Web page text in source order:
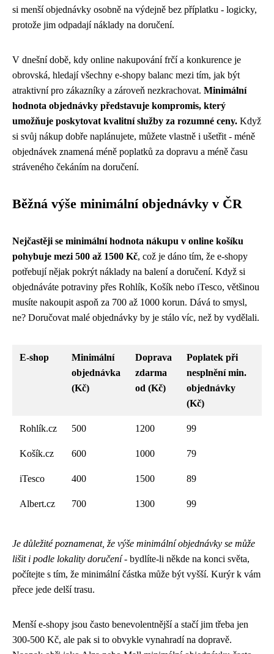
si menší objednávky osobně na výdejně bez příplatku - logicky,
protože jim odpadají náklady na doručení.
V dnešní době, kdy online nakupování frčí a konkurence je
obrovská, hledají všechny e-shopy balanc mezi tím, jak být
atraktivní pro zákazníky a zároveň nezkrachovat. Minimální
hodnota objednávky představuje kompromis, který
umožňuje poskytovat kvalitní služby za rozumné ceny. Když
si svůj nákup dobře naplánujete, můžete vlastně i ušetřit - méně
objednávek znamená méně poplatků za dopravu a méně času
stráveného čekáním na doručení.
Běžná výše minimální objednávky v ČR
Nejčastěji se minimální hodnota nákupu v online košíku
pohybuje mezi 500 až 1500 Kč, což je dáno tím, že e-shopy
potřebují nějak pokrýt náklady na balení a doručení. Když si
objednáváte potraviny přes Rohlík, Košík nebo iTesco, většinou
musíte nakoupit aspoň za 700 až 1000 korun. Dává to smysl,
ne? Doručovat malé objednávky by je stálo víc, než by vydělali.
E-shop
Minimální
objednávka
(Kč)
Doprava
zdarma
od (Kč)
Poplatek při
nesplnění min.
objednávky
(Kč)
Rohlík.cz 500 1200 99
Košík.cz 600 1000 79
iTesco 400 1500 89
Albert.cz 700 1300 99
Je důležité poznamenat, že výše minimální objednávky se může
lišit i podle lokality doručení- bydlíte-li někde na konci světa,
počítejte s tím, že minimální částka může být vyšší. Kurýr k vám
přece jede delší trasu.
Menší e-shopy jsou často benevolentnější a stačí jim třeba jen
300-500 Kč, ale pak si to obvykle vynahradí na dopravě.